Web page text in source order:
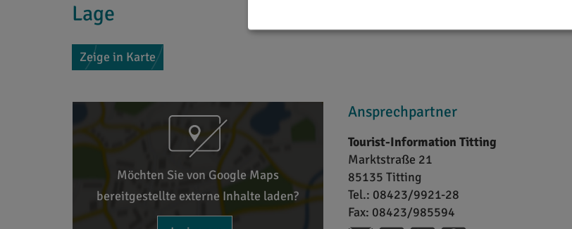
Lage
Zeige in Karte
Möchten Sie von Google Maps
bereitgestellte externe Inhalte laden?
Ansprechpartner
Tourist-Information Titting
Marktstraße 21
85135 Titting
Tel.: 08423/9921-28
Fax: 08423/985594